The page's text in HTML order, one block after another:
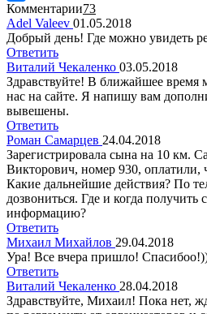
Комментарии73
Adel Valeev 01.05.2018
Добрый день! Где можно увидеть
Ответить
Виталий Чекаленко 03.05.2018
Здравствуйте! В ближайшее время
нас на сайте. Я напишу вам
вывешены.
Ответить
Роман Самарцев 24.04.2018
Зарегистрировала сына на 10 км.
Викторович, номер 930, оплатили,
Какие дальнейшие действия? По
дозвониться. Где и когда
информацию?
Ответить
Михаил Михайлов 29.04.2018
Ура! Все вчера пришло!
Ответить
Виталий Чекаленко 28.04.2018
Здравствуйте, Михаил! Пока нет,